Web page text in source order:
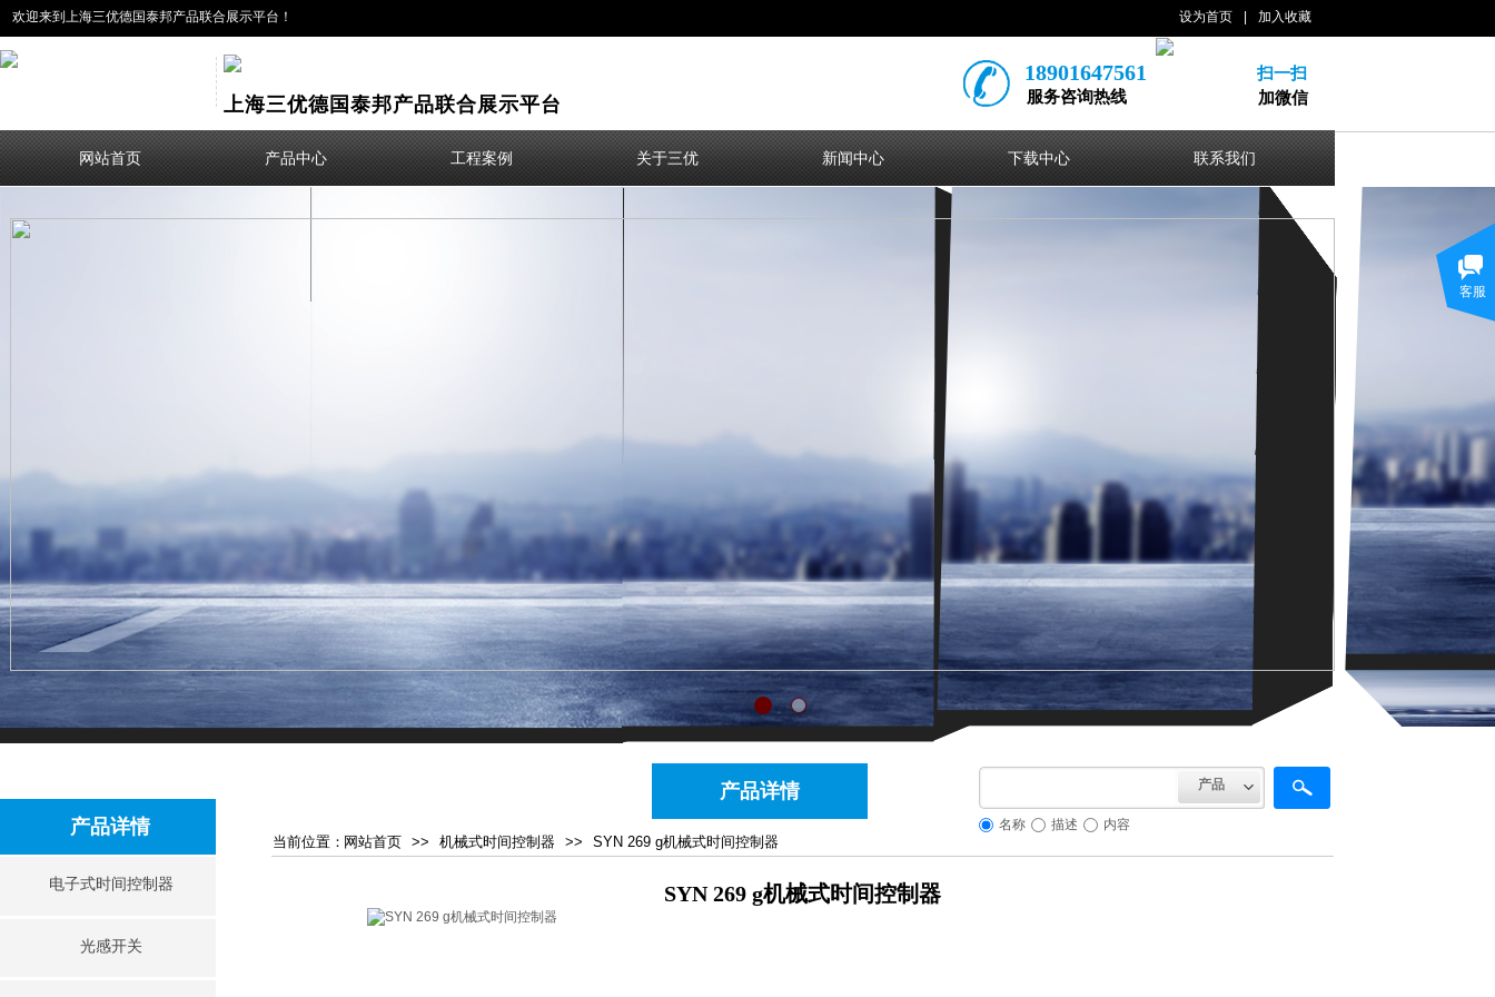
欢迎来到上海三优德国泰邦产品联合展示平台！ 设为首页 加入收藏
18901647561
扫一扫
服务咨询热线
加微信
上海三优德国泰邦产品联合展示平台
网站首页 产品中心 工程案例 关于三优 新闻中心 下载中心 联系我们
产品
名称 描述 内容
产品详情
产品详情
当前位​​置： 网站首页 >> 机械式时间控制器 >> SYN 269 g机械式时间控制器
电子式时间控制器
光感开关
SYN 269 g机械式时间控制器
客服